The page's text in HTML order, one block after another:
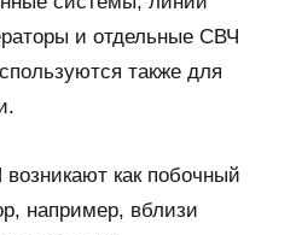
и отдельные СВЧ
также для
как побочный
например, вблизи